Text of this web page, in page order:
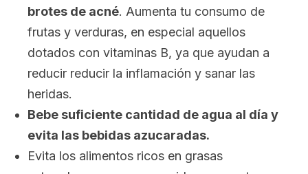
brotes de acné. Aumenta tu consumo de
frutas y verduras, en especial aquellos
dotados con vitaminas B, ya que ayudan a
reducir reducir la inflamación y sanar las
heridas.
Bebe suficiente cantidad de agua al día y
evita las bebidas azucaradas.
Evita los alimentos ricos en grasas